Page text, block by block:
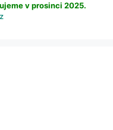
v prosinci 2025.